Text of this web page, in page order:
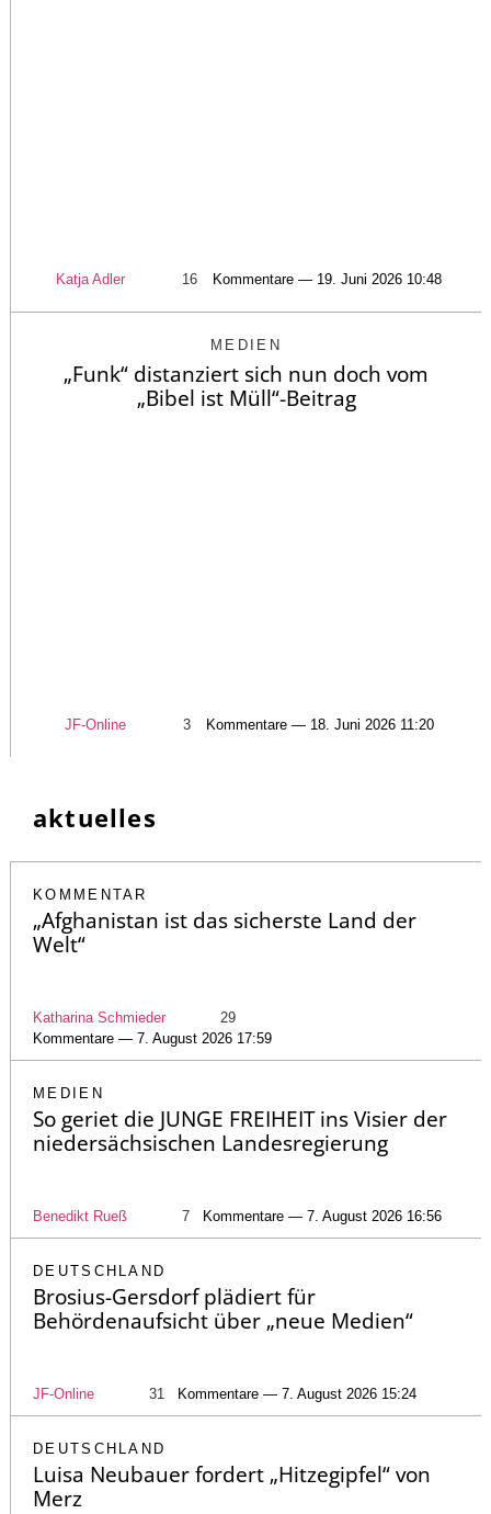
Katja Adler 16 Kommentare — 19. Juni 2026 10:48
MEDIEN
„Funk“ distanziert sich nun doch vom
„Bibel ist Müll“-Beitrag
JF-Online 3 Kommentare — 18. Juni 2026 11:20
aktuelles
KOMMENTAR
„Afghanistan ist das sicherste Land der
Welt“
Katharina Schmieder
29
Kommentare — 7. August 2026 17:59
MEDIEN
So geriet die JUNGE FREIHEIT ins Visier der
niedersächsischen Landesregierung
Benedikt Rueß 7 Kommentare — 7. August 2026 16:56
DEUTSCHLAND
Brosius-Gersdorf plädiert für
Behördenaufsicht über „neue Medien“
JF-Online 31 Kommentare — 7. August 2026 15:24
DEUTSCHLAND
Luisa Neubauer fordert „Hitzegipfel“ von
Merz